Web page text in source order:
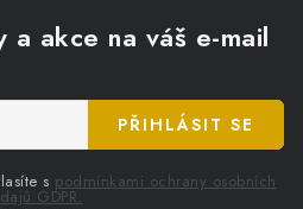
a akce na váš e-mail
s podmínkami ochrany osobních
GDPR.
PŘIHLÁSIT SE